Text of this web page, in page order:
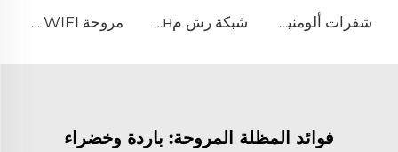
شفرات ألومنيوم وإطار من الصفيح المغلفن، مروحة تهوية لمزرعة الأبقار يمكن تعليقها أو تركيبها على الجدار بقطر 950mm شبكة رش مцинية، سرعة 1400 دورة في الدقيقة، حجم كبير، قطر 950 ملم، مروحة معلقة مستديرة لاستخدامها في مستودعات الأبقار مروحة FJDIAMOND WIFI قابلة للتحكم بالهاتف المحمول، مروحة قاعدة بارتفاع 1.5 متر و2 متر، قطر 80 بوصة، قابلة للحركة، هادئة، ارتفاع 2000 ملم، مصنوعة من الألمنيوم، مناسبة للملاعب والصالات الرياضية
فوائد المظلة المروحة: باردة وخضراء